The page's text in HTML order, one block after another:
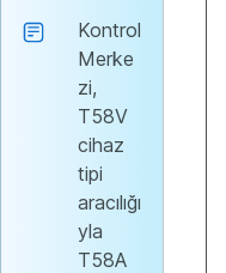
Kontrol
Merke
zi,
T58V
cihaz
tipi
aracılığı
yla
T58A